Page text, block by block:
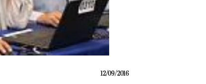
12/09/2016